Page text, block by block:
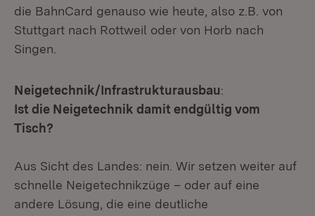
die BahnCard genauso wie heute, also z.B. von
Stuttgart nach Rottweil oder von Horb nach
Singen.
Neigetechnik/Infrastrukturausbau:
Ist die Neigetechnik damit endgültig vom
Tisch?
Aus Sicht des Landes: nein. Wir setzen weiter auf
schnelle Neigetechnikzüge – oder auf eine
andere Lösung, die eine deutliche